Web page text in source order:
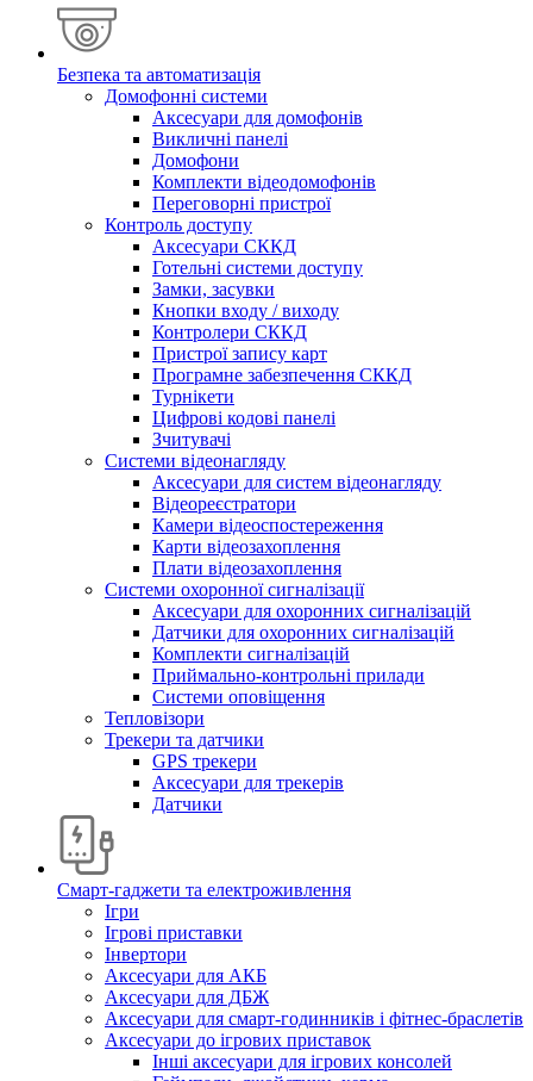
Безпека та автоматизація
Домофонні системи
Аксесуари для домофонів
Викличні панелі
Домофони
Комплекти відеодомофонів
Переговорні пристрої
Контроль доступу
Аксесуари СККД
Готельні системи доступу
Замки, засувки
Кнопки входу / виходу
Контролери СККД
Пристрої запису карт
Програмне забезпечення СККД
Турнікети
Цифрові кодові панелі
Зчитувачі
Системи відеонагляду
Аксесуари для систем відеонагляду
Відеореєстратори
Камери відеоспостереження
Карти відеозахоплення
Плати відеозахоплення
Системи охоронної сигналізації
Аксесуари для охоронних сигналізацій
Датчики для охоронних сигналізацій
Комплекти сигналізацій
Приймально-контрольні прилади
Системи оповіщення
Тепловізори
Трекери та датчики
GPS трекери
Аксесуари для трекерів
Датчики
Смарт-гаджети та електроживлення
Ігри
Ігрові приставки
Інвертори
Аксесуари для АКБ
Аксесуари для ДБЖ
Аксесуари для смарт-годинників і фітнес-браслетів
Аксесуари до ігрових приставок
Інші аксесуари для ігрових консолей